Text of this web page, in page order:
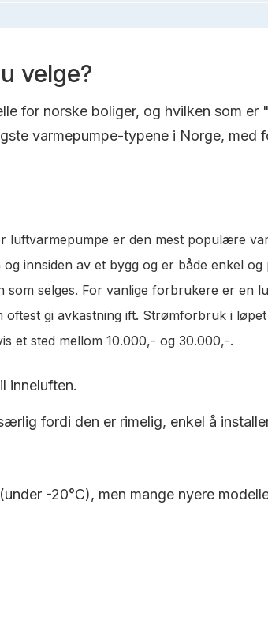
velge?
for norske boliger, og hvilken som er "
varmepumpe-typene i Norge, med
luftvarmepumpe er den mest populære
innsiden av et bygg og er både enkel
som selges. For vanlige forbrukere er en
oftest gi avkastning ift. Strømforbruk i
et sted mellom 10.000,- og 30.000,-.
inneluften.
fordi den er rimelig, enkel å
-20°C), men mange nyere